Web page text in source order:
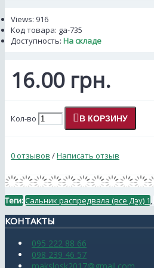
Views: 916
Код товара: ga-735
Доступность: На складе
16.00 грн.
Кол-во В КОРЗИНУ
0 отзывов /Написать отзыв
Теги:Сальник распредвала (все Дэу) 1,
КОНТАКТЫ
095 222 88 66
098 239 46 57